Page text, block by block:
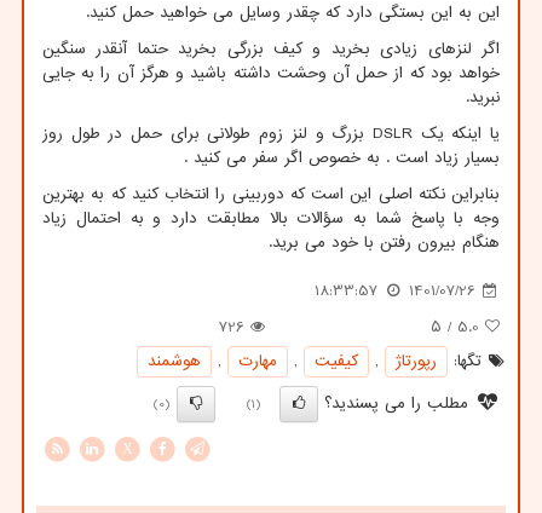
این به این بستگی دارد که چقدر وسایل می خواهید حمل کنید.
اگر لنزهای زیادی بخرید و کیف بزرگی بخرید حتما آنقدر سنگین
خواهد بود که از حمل آن وحشت داشته باشید و هرگز آن را به جایی
نبرید.
یا اینکه یکDSLR بزرگ و لنز زوم طولانی برای حمل در طول روز
بسیار زیاد است . به خصوص اگر سفر می کنید .
بنابراین نکته اصلی این است که دوربینی را انتخاب کنید که به بهترین
وجه با پاسخ شما به سؤالات بالا مطابقت دارد و به احتمال زیاد
هنگام بیرون رفتن با خود می برید.
1401/07/26
18:33:57
5.0 / ۵
726
تگها:
رپورتاژ , كیفیت , مهارت ,
هوشمند
مطلب را می پسندید؟
(1)
(0)
X